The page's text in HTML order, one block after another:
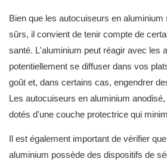
Bien que les autocuiseurs en aluminium
sûrs, il convient de tenir compte de
santé. L'aluminium peut réagir avec les
potentiellement se diffuser dans vos
goût et, dans certains cas, engendrer
Les autocuiseurs en aluminium
dotés d'une couche protectrice qui
Il est également important de vérifier
aluminium possède des dispositifs de